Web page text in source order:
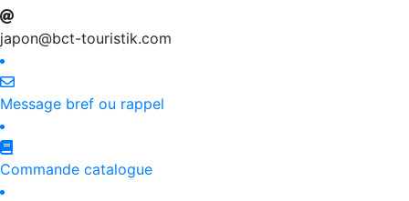
japon@bct-touristik.com
Message bref ou rappel
Commande catalogue